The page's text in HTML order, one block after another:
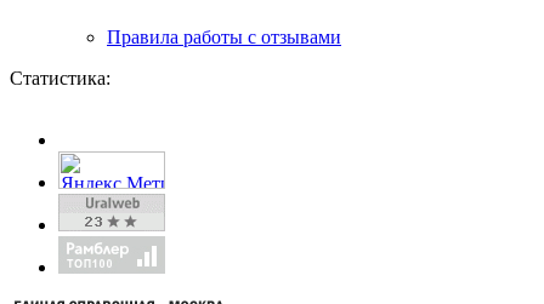
Правила работы с отзывами
Статистика: